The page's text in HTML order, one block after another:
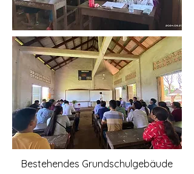
Bestehendes Grundschulgebäude